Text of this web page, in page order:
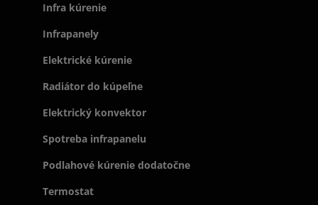
Infra kúrenie
Infrapanely
Elektrické kúrenie
Radiátor do kúpeľne
Elektrický konvektor
Spotreba infrapanelu
Podlahové kúrenie dodatočne
Termostat